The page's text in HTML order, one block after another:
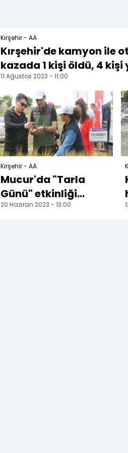
Kırşehir - AA
Kırşehir'de kamyon ile
kazada 1 kişi öldü, 4 kişi
11 Ağustos 2023 - 11:00
Kırşehir - AA
Mucur'da "Tarla
Günü" etkinliği
düzenlendi
20 Haziran 2023 - 13:00